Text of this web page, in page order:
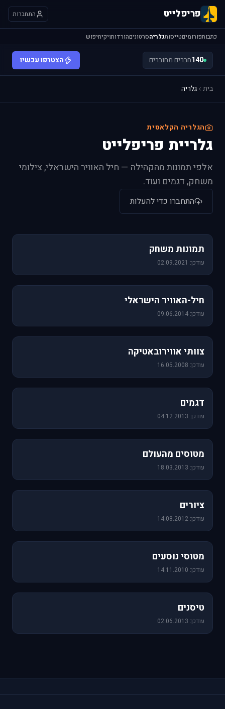
פריפלייט התחברות
כתבותפורומיםטייסותגלריהסרטוניםהורדותויקיחיפוש
140חברים מחוברים הצטרפו עכשיו
בית גלריה
הגלריה הקלאסית
גלריית פריפלייט
אלפי תמונות מהקהילה — חיל האוויר הישראלי, צילומי
משחק, דגמים ועוד.
התחברו כדי להעלות
תמונות משחק
עודכן: 02.09.2021
חיל-האוויר הישראלי
עודכן: 09.06.2014
צוותי אווירובאטיקה
עודכן: 16.05.2008
דגמים
עודכן: 04.12.2013
מטוסים מהעולם
עודכן: 18.03.2013
ציורים
עודכן: 14.08.2012
מטוסי נוסעים
עודכן: 14.11.2010
טיסנים
עודכן: 02.06.2013